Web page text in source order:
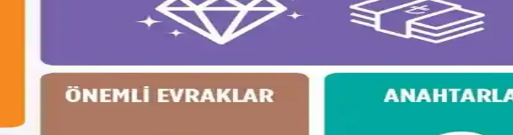
ve onebag seyahat konseptindeki rolleri incelenerek, ideal çanta seçimi ve fonksiyonellik
4 Gece Minimalist Seyahat Planlama
seyahat için teknoloji, kişisel bakım ve giysi eşyalarının düzenli ve hafif
Seyahatinde Hafif ve Verimli Paketleme